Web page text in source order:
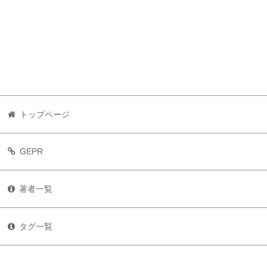
トップページ
GEPR
著者一覧
タグ一覧